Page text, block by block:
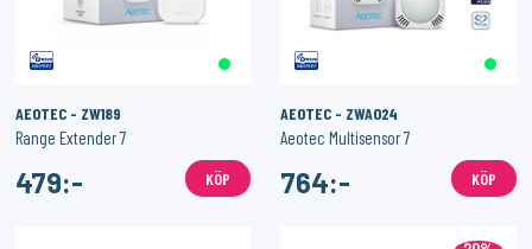
AEOTEC - ZW189
Range Extender 7
479:- KÖP
AEOTEC - ZWA024
Aeotec Multisensor 7
764:- KÖP